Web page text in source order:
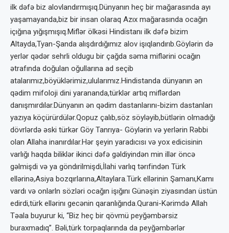
ilk dəfə biz alovlandırmışıq.Dünyanın heç bir mağarasında ayı
yaşamayanda,biz bir insan olaraq Azıx mağarasında ocağın
içığına yığışmışıq.Miflər ölkəsi Hindistanı ilk dəfə bizim
Altayda,Tyan-Şanda alışdırdığımız alov işıqlandırıb.Göylərin də
yerlər qədər sehrli oldugu bir çağda səma miflərini ocağın
ətrafında doğulan oğullarına ad seçib
atalarımız,böyüklərimiz,ulularımız.Hindistanda dünyanın ən
qədim mifoloji dini yarananda,türklər artıq miflərdən
danışmırdılar.Dünyanın ən qədim dastanlarını-bizim dastanları
yazıya köçürürdülər.Qopuz çalıb,söz söyləyib,bütlərin olmadığı
dövrlərdə əski türkər Göy Tanrıya- Göylərin və yerlərin Rəbbi
olan Allaha inanırdılar.Hər şeyin yaradıcısı və yox edicisinin
varlığı haqda biliklər ikinci dəfə gəldiyindən min illər öncə
gəlmişdi və ya göndırilmişdi,İlahi varlıq tərıfindən Türk
ellərinə,Asiya bozqırlarına,Altaylara.Türk ellərinin Şamanı,Kamı
vardı və onlarln sözləri ocağın işığını Günəşin ziyasından üstün
edirdi,türk ellərinı gecənin qaranlığında.Qurani-Kərimdə Allah
Təala buyurur ki, “Biz heç bir qövmü peyğəmbərsiz
buraxmadıq”. Bəli,türk torpaqlarında da peyğəmbərlər